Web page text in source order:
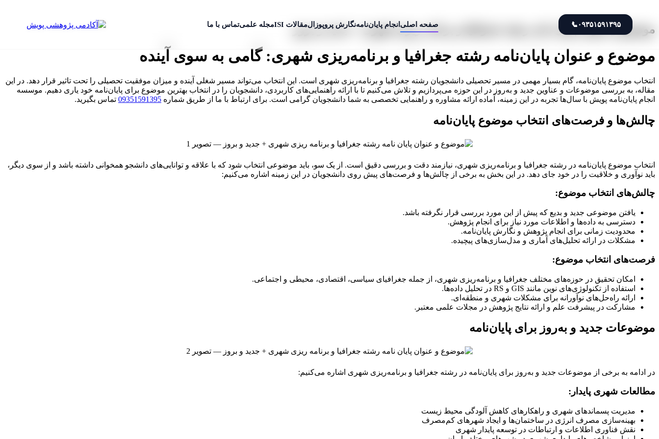
۰۹۳۵۱۵۹۱۳۹۵📞 صفحه اصلی انجام پایان‌نامهنگارش پروپوزالمقالات ISI مجله علمیتماس با ما موضوع و عنوان پایان نامه رشته جغرافیا و برنامه ریزی شهری + جدید و بروز
موضوع و عنوان پایان‌نامه رشته جغرافیا و برنامه‌ریزی شهری: گامی به سوی آینده
انتخاب موضوع پایان‌نامه، گام بسیار مهمی در مسیر تحصیلی دانشجویان رشته جغرافیا و برنامه‌ریزی شهری است. این انتخاب می‌تواند مسیر شغلی آینده و میزان موفقیت تحصیلی را تحت تاثیر قرار دهد. در این
مقاله، به بررسی موضوعات و عناوین جدید و به‌روز در این حوزه می‌پردازیم و تلاش می‌کنیم تا با ارائه راهنمایی‌های کاربردی، دانشجویان را در انتخاب بهترین موضوع برای پایان‌نامه خود یاری دهیم. موسسه
انجام پایان‌نامه پویش با سال‌ها تجربه در این زمینه، آماده ارائه مشاوره و راهنمایی تخصصی به شما دانشجویان گرامی است. برای ارتباط با ما از طریق شماره 09351591395 تماس بگیرید.
چالش‌ها و فرصت‌های انتخاب موضوع پایان‌نامه
انتخاب موضوع پایان‌نامه در رشته جغرافیا و برنامه‌ریزی شهری، نیازمند دقت و بررسی دقیق است. از یک سو، باید موضوعی انتخاب شود که با علاقه و توانایی‌های دانشجو همخوانی داشته باشد و از سوی دیگر،
باید نوآوری و خلاقیت را در خود جای دهد. در این بخش به برخی از چالش‌ها و فرصت‌های پیش روی دانشجویان در این زمینه اشاره می‌کنیم:
چالش‌های انتخاب موضوع:
یافتن موضوعی جدید و بدیع که پیش از این مورد بررسی قرار نگرفته باشد.
دسترسی به داده‌ها و اطلاعات مورد نیاز برای انجام پژوهش.
محدودیت زمانی برای انجام پژوهش و نگارش پایان‌نامه.
مشکلات در ارائه تحلیل‌های آماری و مدل‌سازی‌های پیچیده.
فرصت‌های انتخاب موضوع:
امکان تحقیق در حوزه‌های مختلف جغرافیا و برنامه‌ریزی شهری، از جمله جغرافیای سیاسی، اقتصادی، محیطی و اجتماعی.
استفاده از تکنولوژی‌های نوین مانند GIS و RS در تحلیل داده‌ها.
ارائه راه‌حل‌های نوآورانه برای مشکلات شهری و منطقه‌ای.
مشارکت در پیشرفت علم و ارائه نتایج پژوهش در مجلات علمی معتبر.
موضوعات جدید و به‌روز برای پایان‌نامه
در ادامه به برخی از موضوعات جدید و به‌روز برای پایان‌نامه در رشته جغرافیا و برنامه‌ریزی شهری اشاره می‌کنیم:
مطالعات شهری پایدار:
مدیریت پسماندهای شهری و راهکارهای کاهش آلودگی محیط زیست
بهینه‌سازی مصرف انرژی در ساختمان‌ها و ایجاد شهر‌های کم‌مصرف
نقش فناوری اطلاعات و ارتباطات در توسعه پایدار شهری